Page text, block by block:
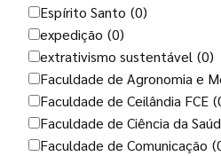
Espírito Santo (0)
expedição (0)
extrativismo sustentável (0)
Faculdade de Agronomia e
Faculdade de Ceilândia FCE
Faculdade de Ciência da
Faculdade de Comunicação